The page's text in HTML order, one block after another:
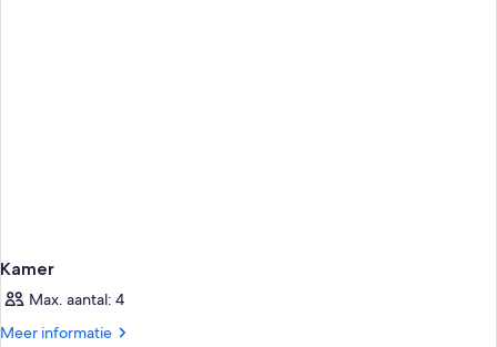
Kamer
Max. aantal: 4
Meer informatie
Meer